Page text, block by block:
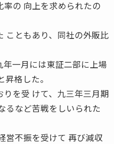
の 向上を求められたの
こともあり、同社の外販比
一月には東証二部に上場
格した。
を受 けて、九三年三月期
るなど苦戦をしいられた
営不振を受けて 再び減収